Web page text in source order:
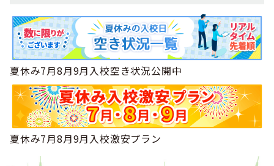
夏休み7月8月9月入校空き状況公開中
夏休み7月8月9月入校激安プラン